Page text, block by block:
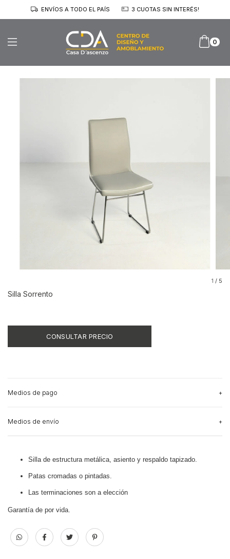
ENVÍOS A TODO EL PAÍS 3 CUOTAS SIN INTERÉS!
0
1 / 5
Silla Sorrento
Medios de pago
Medios de envío
Silla de estructura metálica, asiento y respaldo tapizado.
Patas cromadas o pintadas.
Las terminaciones son a elección
Garantía de por vida.